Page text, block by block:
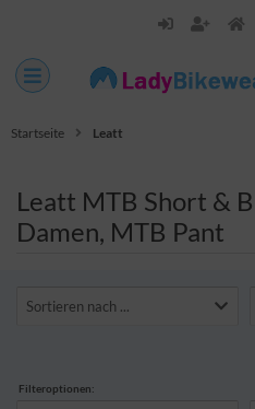
Startseite Leatt
Leatt MTB Short &
Damen, MTB Pant
Sortieren nach ...
Filteroptionen: